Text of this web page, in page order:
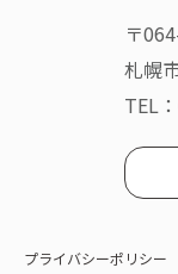
〒
札幌
TEL：
プライバシーポリシー